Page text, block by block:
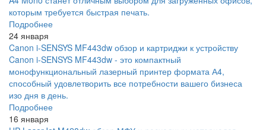
которым требуется быстрая печать.
Подробнее
24 января
Canon i-SENSYS MF443dw обзор и картриджи к устройству
Canon i-SENSYS MF443dw - это компактный
монофункциональный лазерный принтер формата А4,
способный удовлетворить все потребности вашего бизнеса
изо дня в день.
Подробнее
16 января